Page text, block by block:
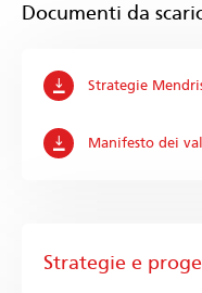
Documenti da
Strategie
Manifesto dei
Strategie e